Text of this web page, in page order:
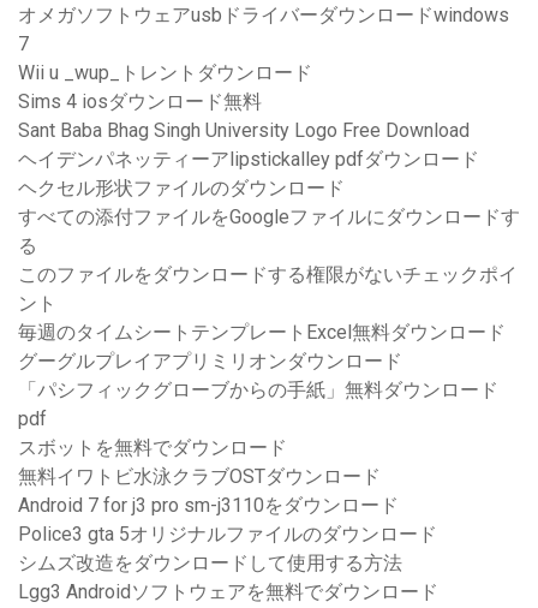
オメガソフトウェアusbドライバーダウンロードwindows
7
Wii u _wup_トレントダウンロード
Sims 4 iosダウンロード無料
Sant Baba Bhag Singh University Logo Free Download
ヘイデンパネッティーアlipstickalley pdfダウンロード
ヘクセル形状ファイルのダウンロード
すべての添付ファイルをGoogleファイルにダウンロードす
る
このファイルをダウンロードする権限がないチェックポイ
ント
毎週のタイムシートテンプレートExcel無料ダウンロード
グーグルプレイアプリミリオンダウンロード
「パシフィックグローブからの手紙」無料ダウンロード
pdf
スボットを無料でダウンロード
無料イワトビ水泳クラブOSTダウンロード
Android 7 for j3 pro sm-j3110をダウンロード
Police3 gta 5オリジナルファイルのダウンロード
シムズ改造をダウンロードして使用する方法
Lgg3 Androidソフトウェアを無料でダウンロード